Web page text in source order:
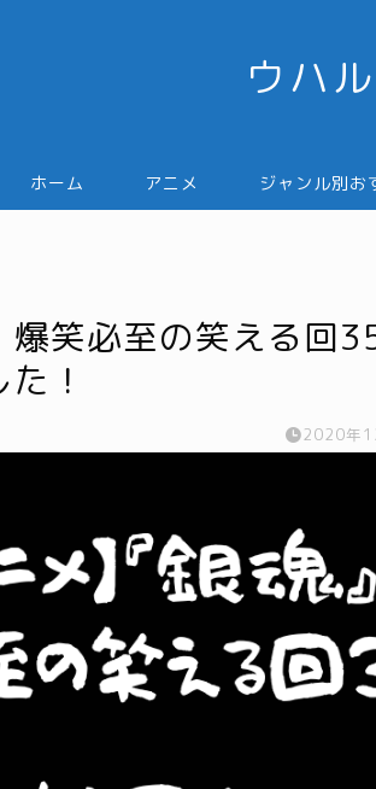
ウハ
ホーム アニメ ジャンル別お
爆笑必至の笑える回
！
2020年